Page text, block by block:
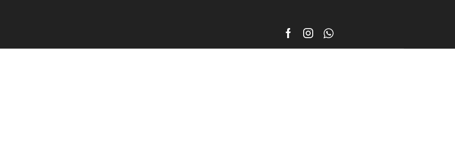
Facebook
InstagramWhatsapp